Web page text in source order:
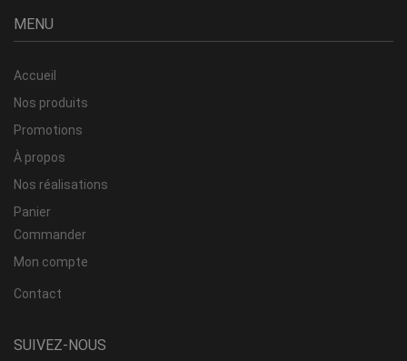
MENU
Accueil
Nos produits
Promotions
À propos
Nos réalisations
Panier
Commander
Mon compte
Contact
SUIVEZ-NOUS